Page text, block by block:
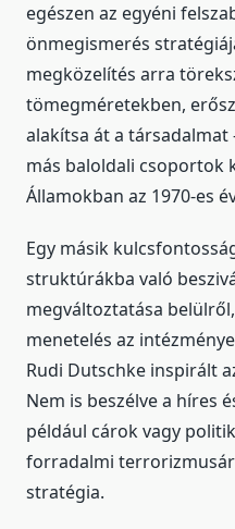
egészen az egyéni
önmegismerés
megközelítés arra
tömegméretekben,
alakítsa át a
más baloldali csoportok
Államokban az 1970-es
Egy másik
struktúrákba való
megváltoztatása
menetelés az
Rudi Dutschke inspirált
Nem is beszélve a híres
például cárok vagy
forradalmi
stratégia.